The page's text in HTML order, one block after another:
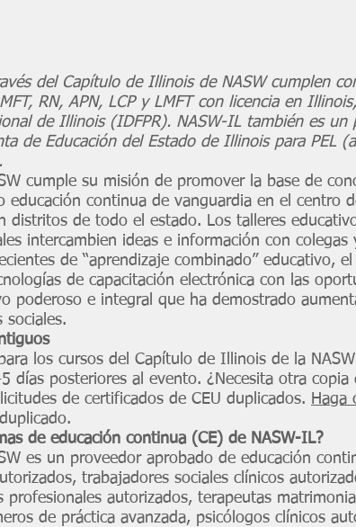
del Capítulo de Illinois de NASW cumplen
RN, APN, LCP y LMFT con licencia en
de Illinois (IDFPR). NASW-IL también es
de Educación del Estado de Illinois para PEL
cumple su misión de promover la base de
educación continua de vanguardia en el centro
distritos de todo el estado. Los talleres
intercambien ideas e información con
de “aprendizaje combinado” educativo,
de capacitación electrónica con las
poderoso e integral que ha demostrado
sociales.
los cursos del Capítulo de Illinois de la
días posteriores al evento. ¿Necesita otra copia
de certificados de CEU duplicados. Haga
de educación continua (CE) de NASW-IL?
es un proveedor aprobado de educación
trabajadores sociales clínicos
profesionales autorizados, terapeutas
de práctica avanzada, psicólogos clínicos